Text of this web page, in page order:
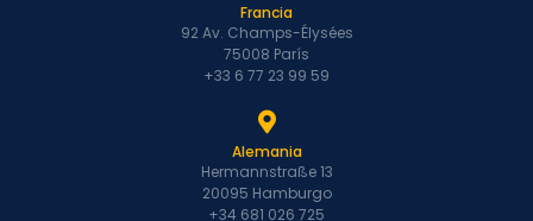
Francia
92 Av. Champs-Élysées
75008 París
+33 6 77 23 99 59
Alemania
Hermannstraße 13
20095 Hamburgo
+34 681 026 725